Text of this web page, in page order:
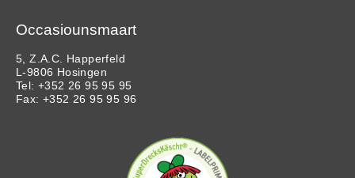
Occasiounsmaart
5, Z.A.C. Happerfeld
L-9806 Hosingen
Tel: +352 26 95 95 95
Fax: +352 26 95 95 96